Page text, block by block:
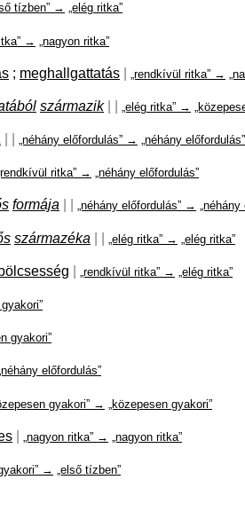
tízben” → „elég ritka”
→ „nagyon ritka”
; meghallgattatás „rendkívül ritka” →
származik „elég ritka” →
„néhány előfordulás” → „néhány előfordulás”
ritka” → „néhány előfordulás”
formája „néhány előfordulás” → „néhány
származéka „elég ritka” → „elég ritka”
bölcsesség „rendkívül ritka” → „elég ritka”
gyakori”
előfordulás”
gyakori” → „közepesen gyakori”
„nagyon ritka” → „nagyon ritka”
→ „első tízben”